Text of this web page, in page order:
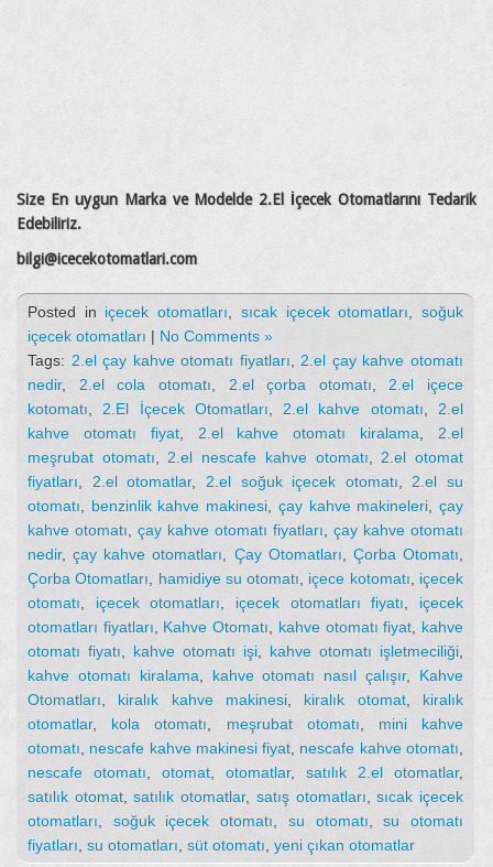
Size En uygun Marka ve Modelde 2.El İçecek Otomatlarını Tedarik
Edebiliriz.
bilgi@icecekotomatlari.com
Posted in içecek otomatları sıcak içecek otomatları ,soğuk
içecek otomatları | No Comments »
Tags: 2.el çay kahve otomatı fiyatları
2.el çay kahve otomatı
nedir, 2.el cola otomatı 2.el çorba otomatı
2.el içece
kotomatı
2.El İçecek Otomatları 2.el kahve otomatı
2.el
kahve otomatı fiyat, 2.el kahve otomatı kiralama
2.el
meşrubat otomatı
2.el nescafe kahve otomatı
2.el otomat
fiyatları
2.el otomatlar, 2.el soğuk içecek otomatı
2.el su
otomatı
benzinlik kahve makinesi çay kahve makineleri ,çay
kahve otomatı
çay kahve otomatı fiyatları
çay kahve otomatı
nedir,çay kahve otomatları Çay Otomatları Çorba Otomatı
Çorba Otomatları
hamidiye su otomatı içece kotomatı
içecek
otomatı
içecek otomatları içecek otomatları fiyatı
içecek
otomatları fiyatları
Kahve Otomatı kahve otomatı fiyat
kahve
otomatı fiyatı
kahve otomatı işi kahve otomatı işletmeciliği
kahve otomatı kiralama
kahve otomatı nasıl çalışır, Kahve
Otomatları
kiralık kahve makinesi kiralık otomat, kiralık
otomatlar, kola otomatı meşrubat otomatı
mini kahve
otomatı
nescafe kahve makinesi fiyat nescafe kahve otomatı
nescafe otomatı
otomat otomatlar, satılık 2.el otomatlar,
satılık otomat,satılık otomatlar, satış otomatları ,sıcak içecek
otomatları
soğuk içecek otomatı su otomatı ,su otomatı
fiyatları su otomatları süt otomatı yeni çıkan otomatlar